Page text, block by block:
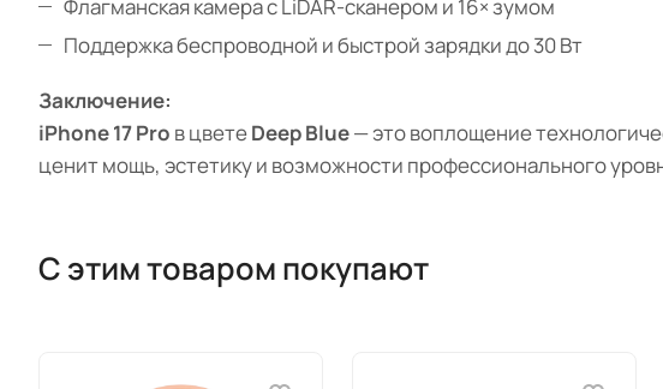
Флагманская камера с LiDAR-сканером и 16× зумом
Поддержка беспроводной и быстрой зарядки до 30 Вт
Заключение:
iPhone 17 Pro в цветеDeep Blue— это воплощение
ценит мощь, эстетику и возможности профессионального
С этим товаром покупают